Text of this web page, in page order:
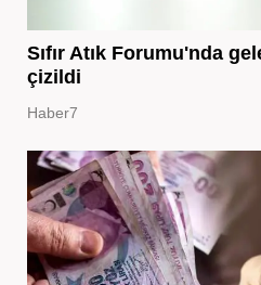
Sıfır Atık Forumu'nda
çizildi
Haber7